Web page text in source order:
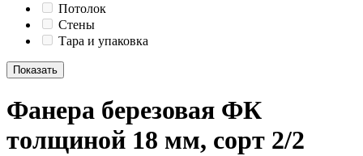
Потолок
Стены
Тара и упаковка
Показать
Фанера березовая ФК
толщиной 18 мм, сорт 2/2